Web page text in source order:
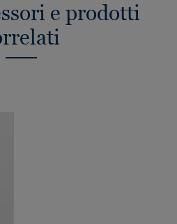
e prodotti